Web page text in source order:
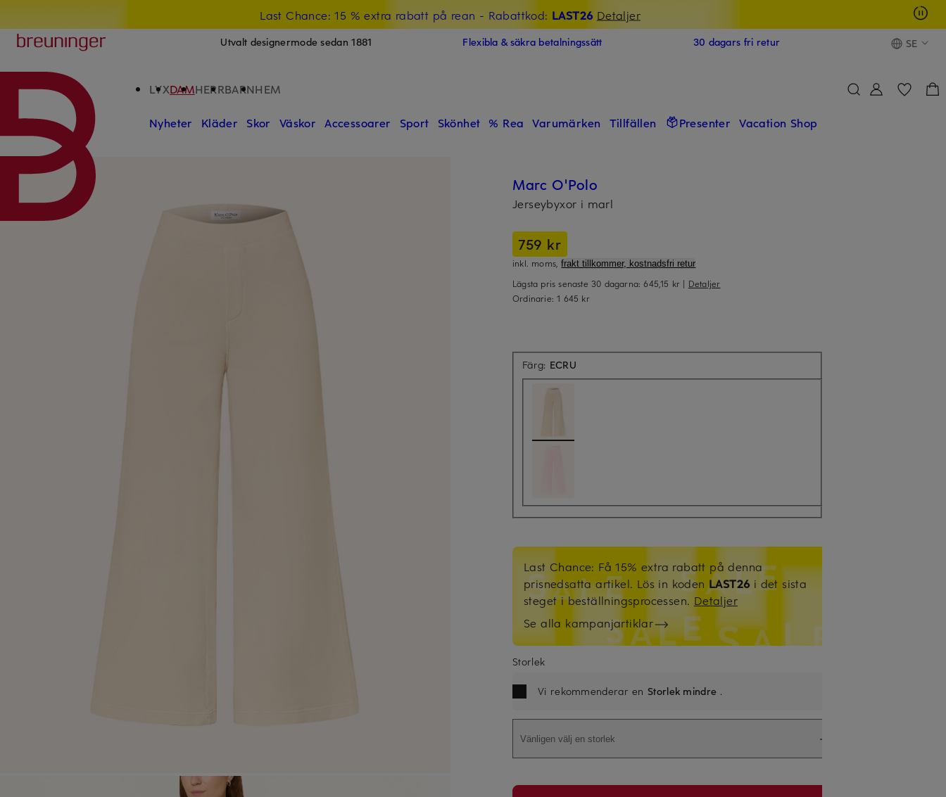
Last Chance: 15 % extra rabatt på rean - Rabattkod: LAST26 Detaljer
Breuninger
Utvalt designermode sedan 1881 Flexibla & säkra betalningssätt 30 dagars fri retur SE
LYXDAMHERRBARNHEM
Nyheter Kläder Skor Väskor Accessoarer Sport Skönhet % Rea Varumärken Tillfällen Presenter Vacation Shop
Marc O'Polo
Jerseybyxor i marl
759 kr
inkl. moms,frakt tillkommer, kostnadsfri retur
Lägsta pris senaste 30 dagarna:645,15 kr | Detaljer
Ordinarie:1 645 kr
Färg: ECRU
Last Chance: Få 15% extra rabatt på denna
prisnedsatta artikel. Lös in kodenLAST26 i det sista
steget i beställningsprocessen. Detaljer
Se alla kampanjartiklar
Storlek
Vi rekommenderar en Storlek mindre .
Vänligen välj en storlek